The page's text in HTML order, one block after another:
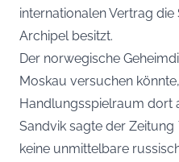
internationalen Vertrag
Archipel besitzt.
Der norwegische
Moskau versuchen
Handlungsspielraum dort
Sandvik sagte der Zeitung
keine unmittelbare